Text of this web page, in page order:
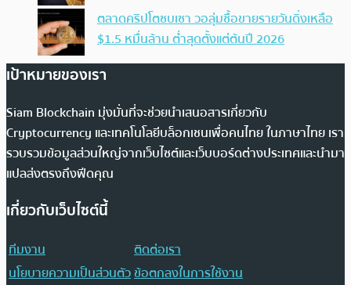
ตลาดคริปโตซบเซา วอลุ่มซื้อขายรายวันดิ่งเหลือ
$1.5 หมื่นล้าน ต่ำสุดตั้งแต่ต้นปี 2026
เป้าหมายของเรา
Siam Blockchain มุ่งมั่นที่จะช่วยนำเสนอสารเกี่ยวกับ
Cryptocurrency และเทคโนโลยีบล็อกเชนเพื่อคนไทย ในภาษาไทย เรา
รวบรวมข้อมูลส่วนใหญ่จากเว็บไซต์และเว็บบอร์ดต่างประเทศและนำมา
แปลส่งตรงถึงฟีดคุณ
เกี่ยวกับเว็บไซต์นี้
ทีมงาน
ติดต่อเรา
นโยบายความเป็นส่วนตัวข้อตกลงในการใช้งาน